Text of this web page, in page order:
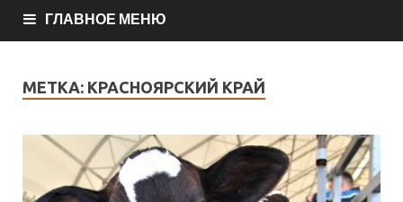
ГЛАВНОЕ МЕНЮ
МЕТКА: КРАСНОЯРСКИЙ КРАЙ